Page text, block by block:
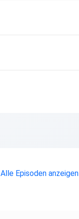
Alle Episoden anzeigen